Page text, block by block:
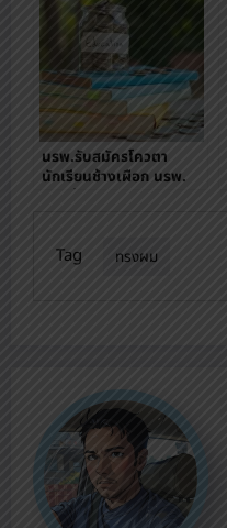
นรพ.รับสมัครโควตา
นักเรียนช้างเผือก นรพ.
Tag ทรงผม